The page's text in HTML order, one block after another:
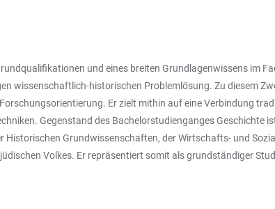
und eines breiten Grundlagenwissens im
wissenschaftlich-historischen Problemlösung. Zu diesem
Er zielt mithin auf eine Verbindung
Gegenstand des Bachelorstudienganges Geschichte
Grundwissenschaften, der Wirtschafts- und
Volkes. Er repräsentiert somit als grundständiger